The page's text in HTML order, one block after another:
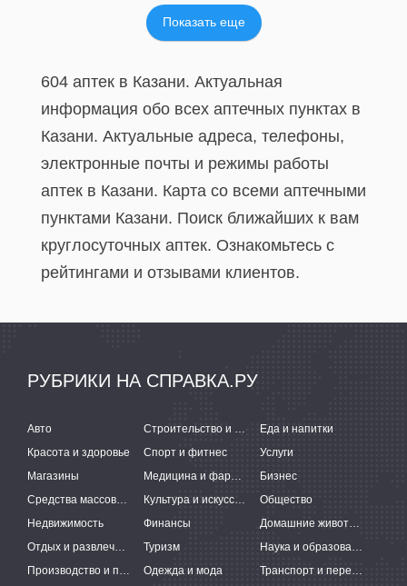
Показать еще
604 аптек в Казани. Актуальная
информация обо всех аптечных пунктах в
Казани. Актуальные адреса, телефоны,
электронные почты и режимы работы
аптек в Казани. Карта со всеми аптечными
пунктами Казани. Поиск ближайших к вам
круглосуточных аптек. Ознакомьтесь с
рейтингами и отзывами клиентов.
РУБРИКИ НА СПРАВКА.РУ
Авто Строительство и ремонт
Еда и напитки
Красота и здоровье
Спорт и фитнес
Услуги
Магазины
Медицина и фармацевтика
Бизнес
Средства массовой информации
Культура и искусство
Общество
Недвижимость
Финансы
Домашние животные
Отдых и развлечения
Туризм
Наука и образование
Производство и поставки
Одежда и мода Транспорт и перевозки